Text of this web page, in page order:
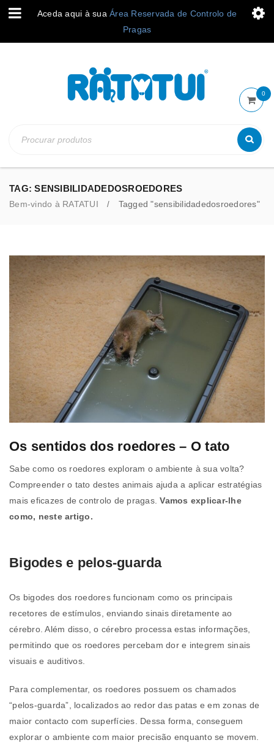
Aceda aqui à sua Área Reservada de Controlo de
Pragas
0
TAG: SENSIBILIDADEDOSROEDORES
Bem-vindo à RATATUI / Tagged "sensibilidadedosroedores"
Os sentidos dos roedores – O tato
Sabe como os roedores exploram o ambiente à sua volta?
Compreender o tato destes animais ajuda a aplicar estratégias
mais eficazes de controlo de pragas.Vamos explicar-lhe
como, neste artigo.
Bigodes e pelos-guarda
Os bigodes dos roedores funcionam como os principais
recetores de estímulos, enviando sinais diretamente ao
cérebro. Além disso, o cérebro processa estas informações,
permitindo que os roedores percebam dor e integrem sinais
visuais e auditivos.
Para complementar, os roedores possuem os chamados
“pelos-guarda”, localizados ao redor das patas e em zonas de
maior contacto com superfícies. Dessa forma, conseguem
explorar o ambiente com maior precisão enquanto se movem.